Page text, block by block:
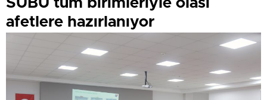
afetlere hazırlanıyor